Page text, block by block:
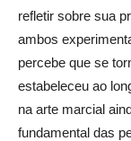
refletir sobre sua
ambos
percebe que se
estabeleceu ao
na arte marcial
fundamental das